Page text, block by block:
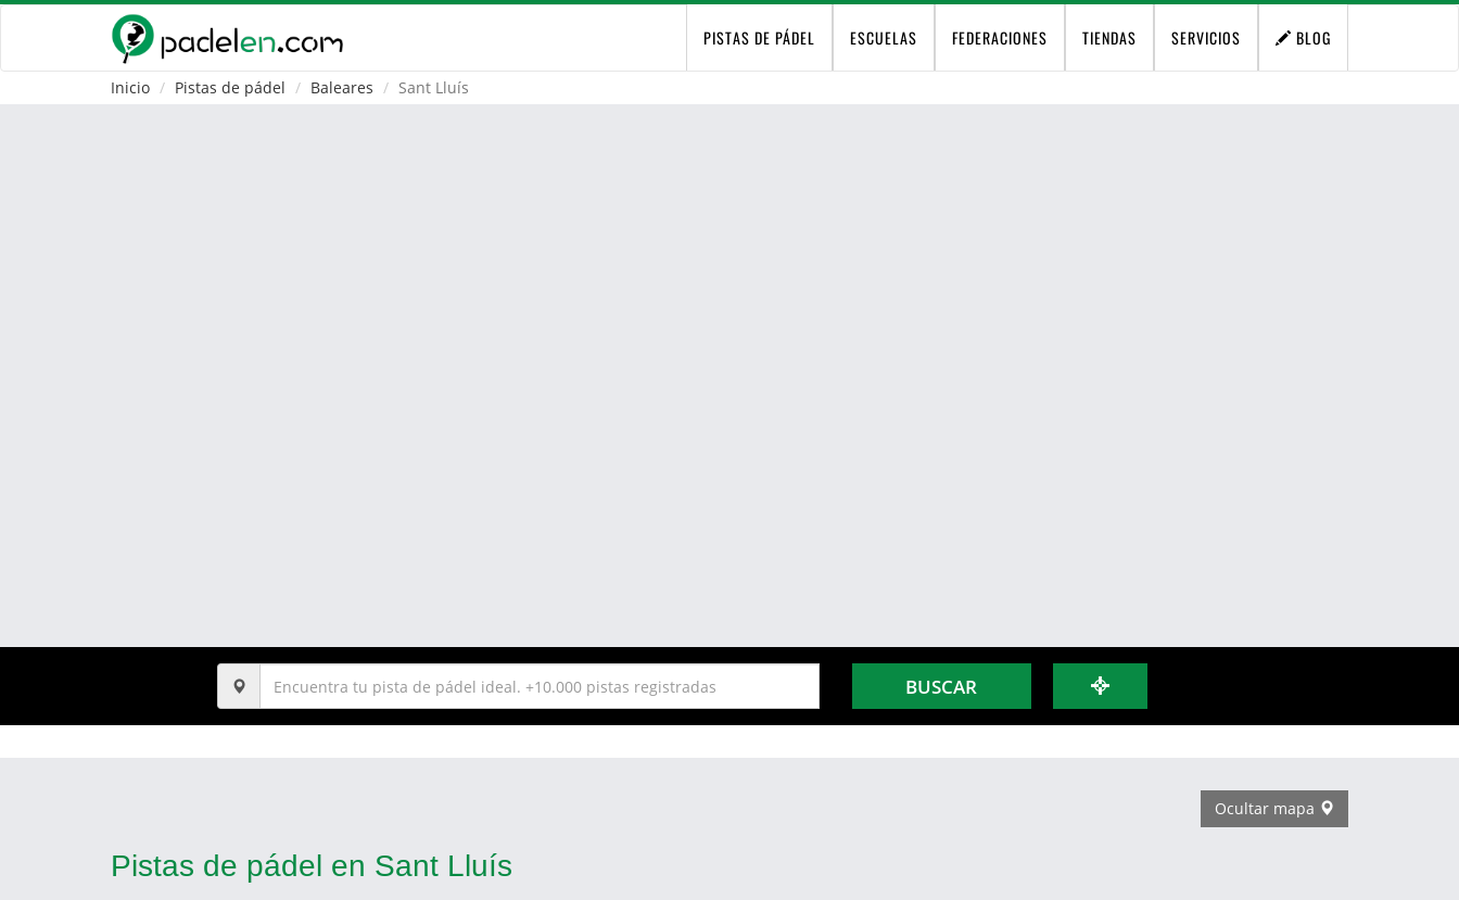
PISTAS DE PÁDEL ESCUELAS FEDERACIONES TIENDAS SERVICIOS BLOG
Inicio Pistas de pádel Baleares Sant Lluís
BUSCAR
Ocultar mapa
Pistas de pádel en Sant Lluís